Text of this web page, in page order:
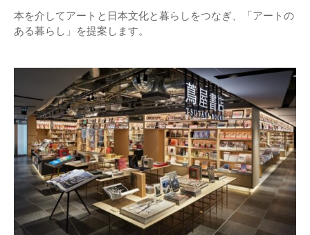
本を介してアートと⽇本⽂化と暮らしをつなぎ、「アートの
ある暮らし」を提案します。